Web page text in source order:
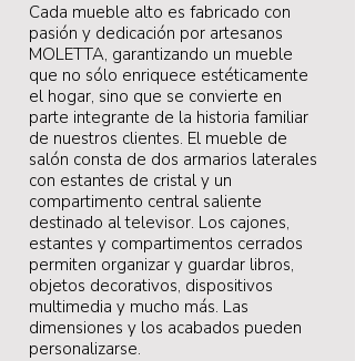
Cada mueble alto es fabricado con
pasión y dedicación por artesanos
MOLETTA, garantizando un mueble
que no sólo enriquece estéticamente
el hogar, sino que se convierte en
parte integrante de la historia familiar
de nuestros clientes. El mueble de
salón consta de dos armarios laterales
con estantes de cristal y un
compartimento central saliente
destinado al televisor. Los cajones,
estantes y compartimentos cerrados
permiten organizar y guardar libros,
objetos decorativos, dispositivos
multimedia y mucho más. Las
dimensiones y los acabados pueden
personalizarse.